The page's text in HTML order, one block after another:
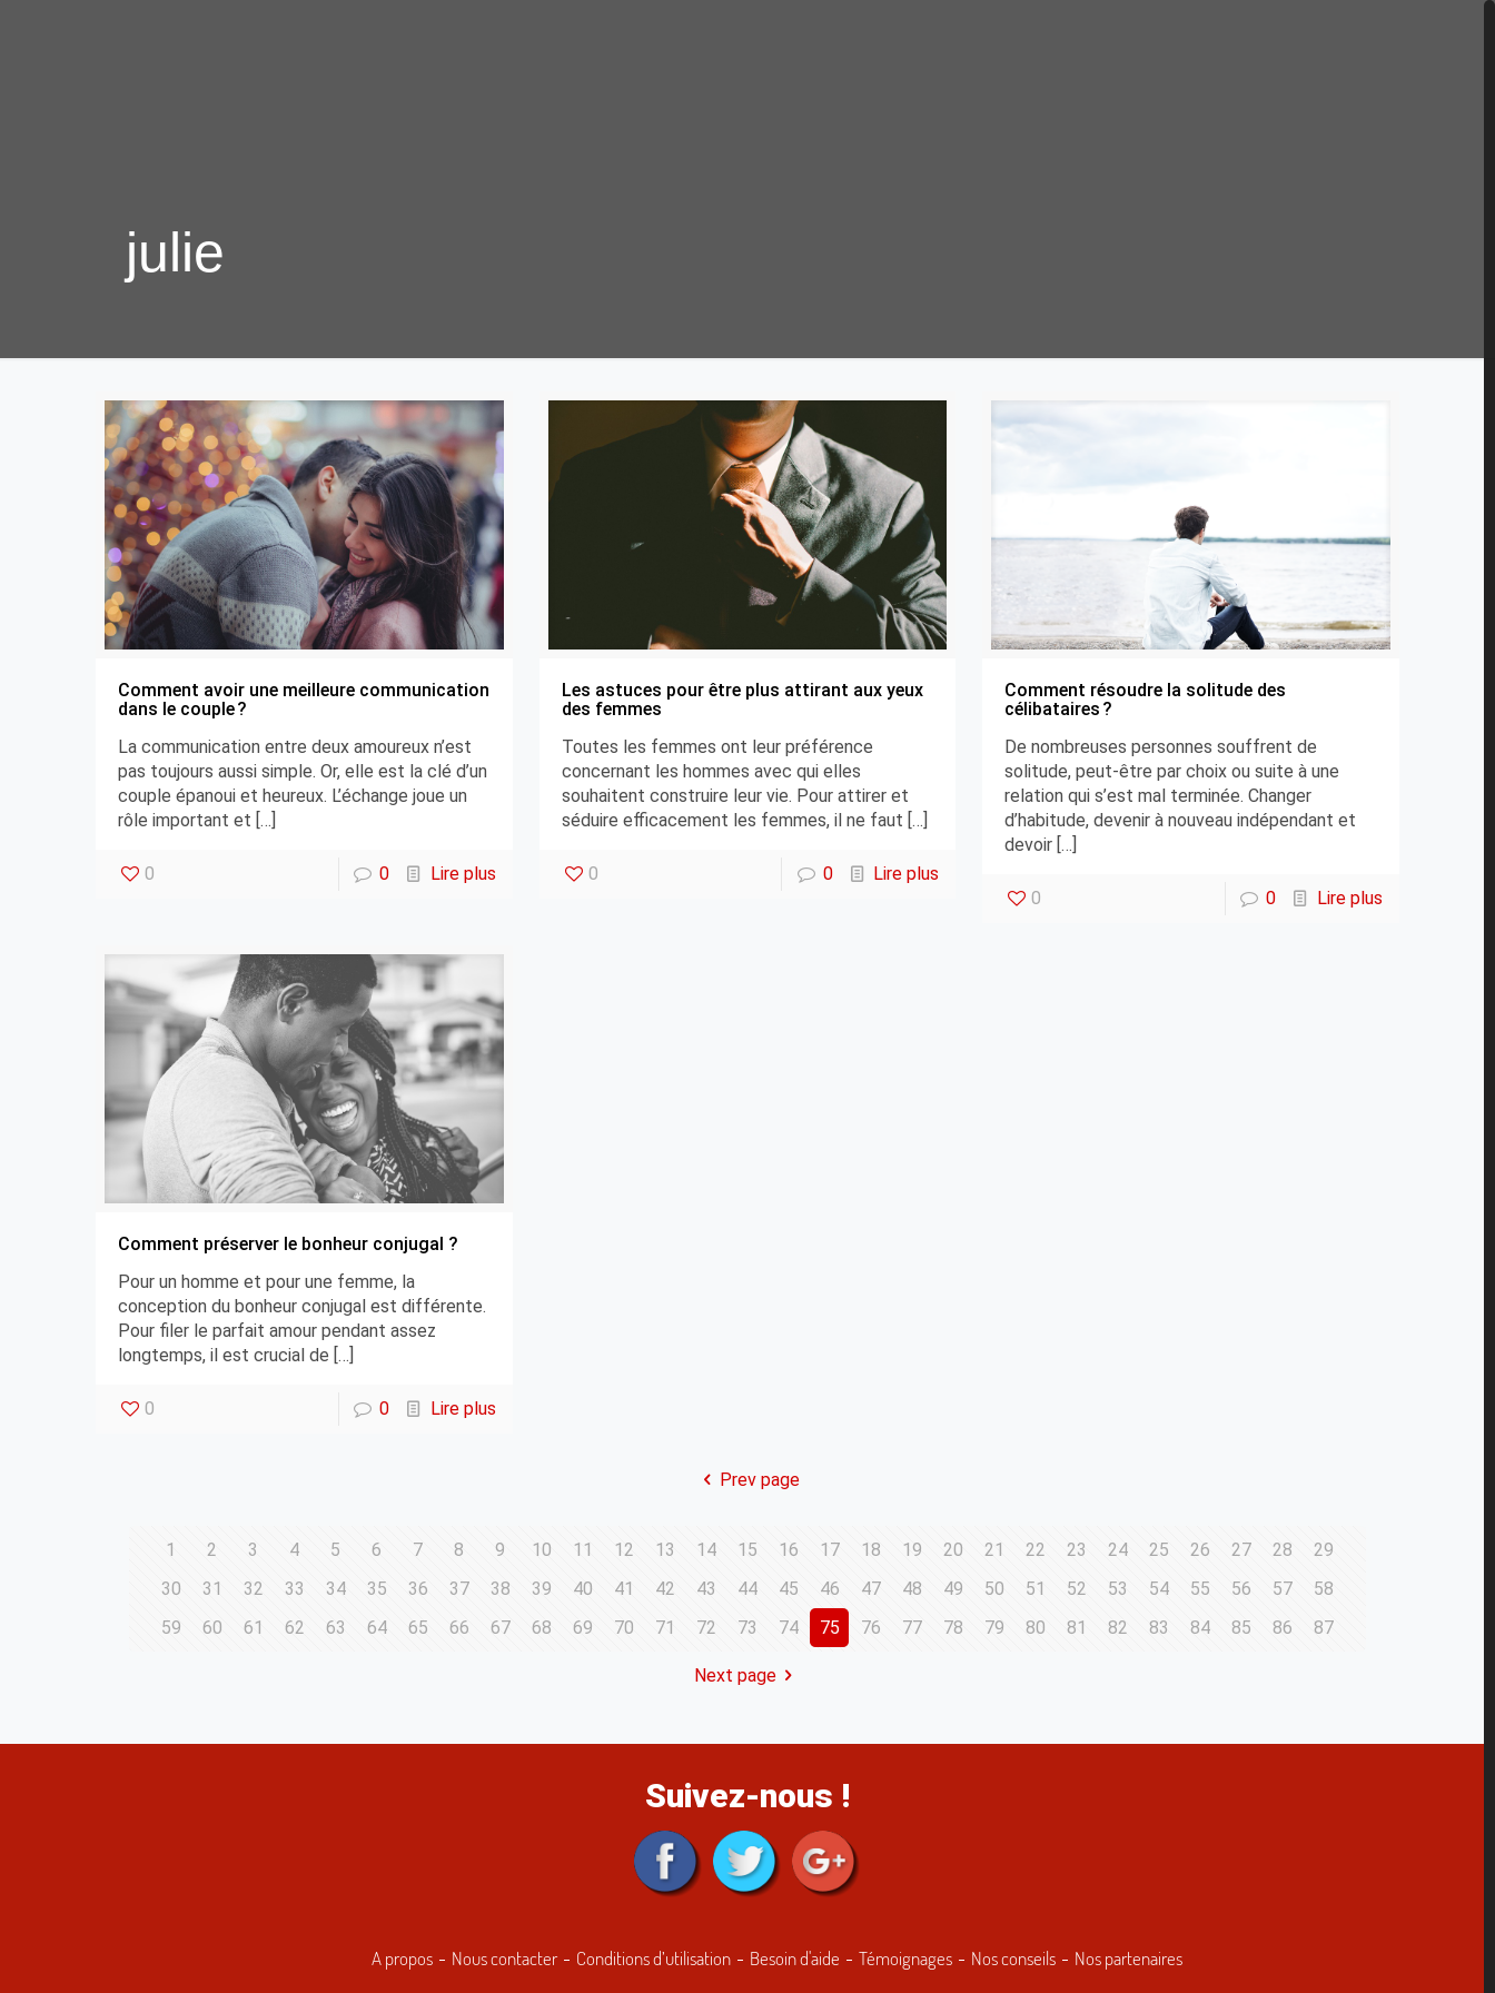
julie
Comment avoir une meilleure communication
dans le couple ?
La communication entre deux amoureux n’est
pas toujours aussi simple. Or, elle est la clé d’un
couple épanoui et heureux. L’échange joue un
rôle important et […]
0 0 Lire plus
Les astuces pour être plus attirant aux yeux
des femmes
Toutes les femmes ont leur préférence
concernant les hommes avec qui elles
souhaitent construire leur vie. Pour attirer et
séduire efficacement les femmes, il ne faut […]
0 0 Lire plus
Comment résoudre la solitude des
célibataires ?
De nombreuses personnes souffrent de
solitude, peut-être par choix ou suite à une
relation qui s’est mal terminée. Changer
d’habitude, devenir à nouveau indépendant et
devoir […]
0 0 Lire plus
Comment préserver le bonheur conjugal ?
Pour un homme et pour une femme, la
conception du bonheur conjugal est différente.
Pour filer le parfait amour pendant assez
longtemps, il est crucial de […]
0 0 Lire plus
Prev page
1 2 3 4 5 6 7 8 9 10 11 12 13 14 15 16 17 18 19 20 21 22 23 24 25 26 27 28
29
30
31 32 33 34 35 36 37 38 39 40 41 42 43 44 45 46 47 48 49 50 51 52 53 54 55 56 57
58
59
60 61 62 63 64 65 66 67 68 69 70 71 72 73 74 75 76 77 78 79 80 81 82 83 84 85 86 87
Next page
Suivez-nous !
A propos Nous contacter Conditions d’utilisation Besoin d'aide Témoignages Nos conseils Nos partenaires